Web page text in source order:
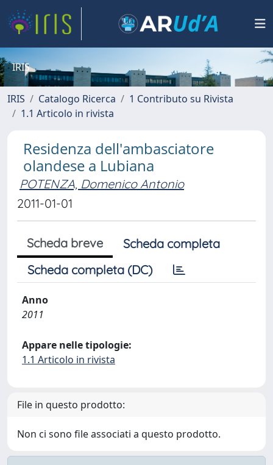
IRIS
IRIS Catalogo Ricerca
1 Contributo su Rivista
1.1 Articolo in rivista
Residenza dell'ambasciatore
olandese a Lubiana
POTENZA, Domenico Antonio
2011-01-01
Scheda breve
Scheda completa
Scheda completa (DC)
Anno
2011
Appare nelle tipologie:
1.1 Articolo in rivista
File in questo prodotto:
Non ci sono file associati a questo prodotto.